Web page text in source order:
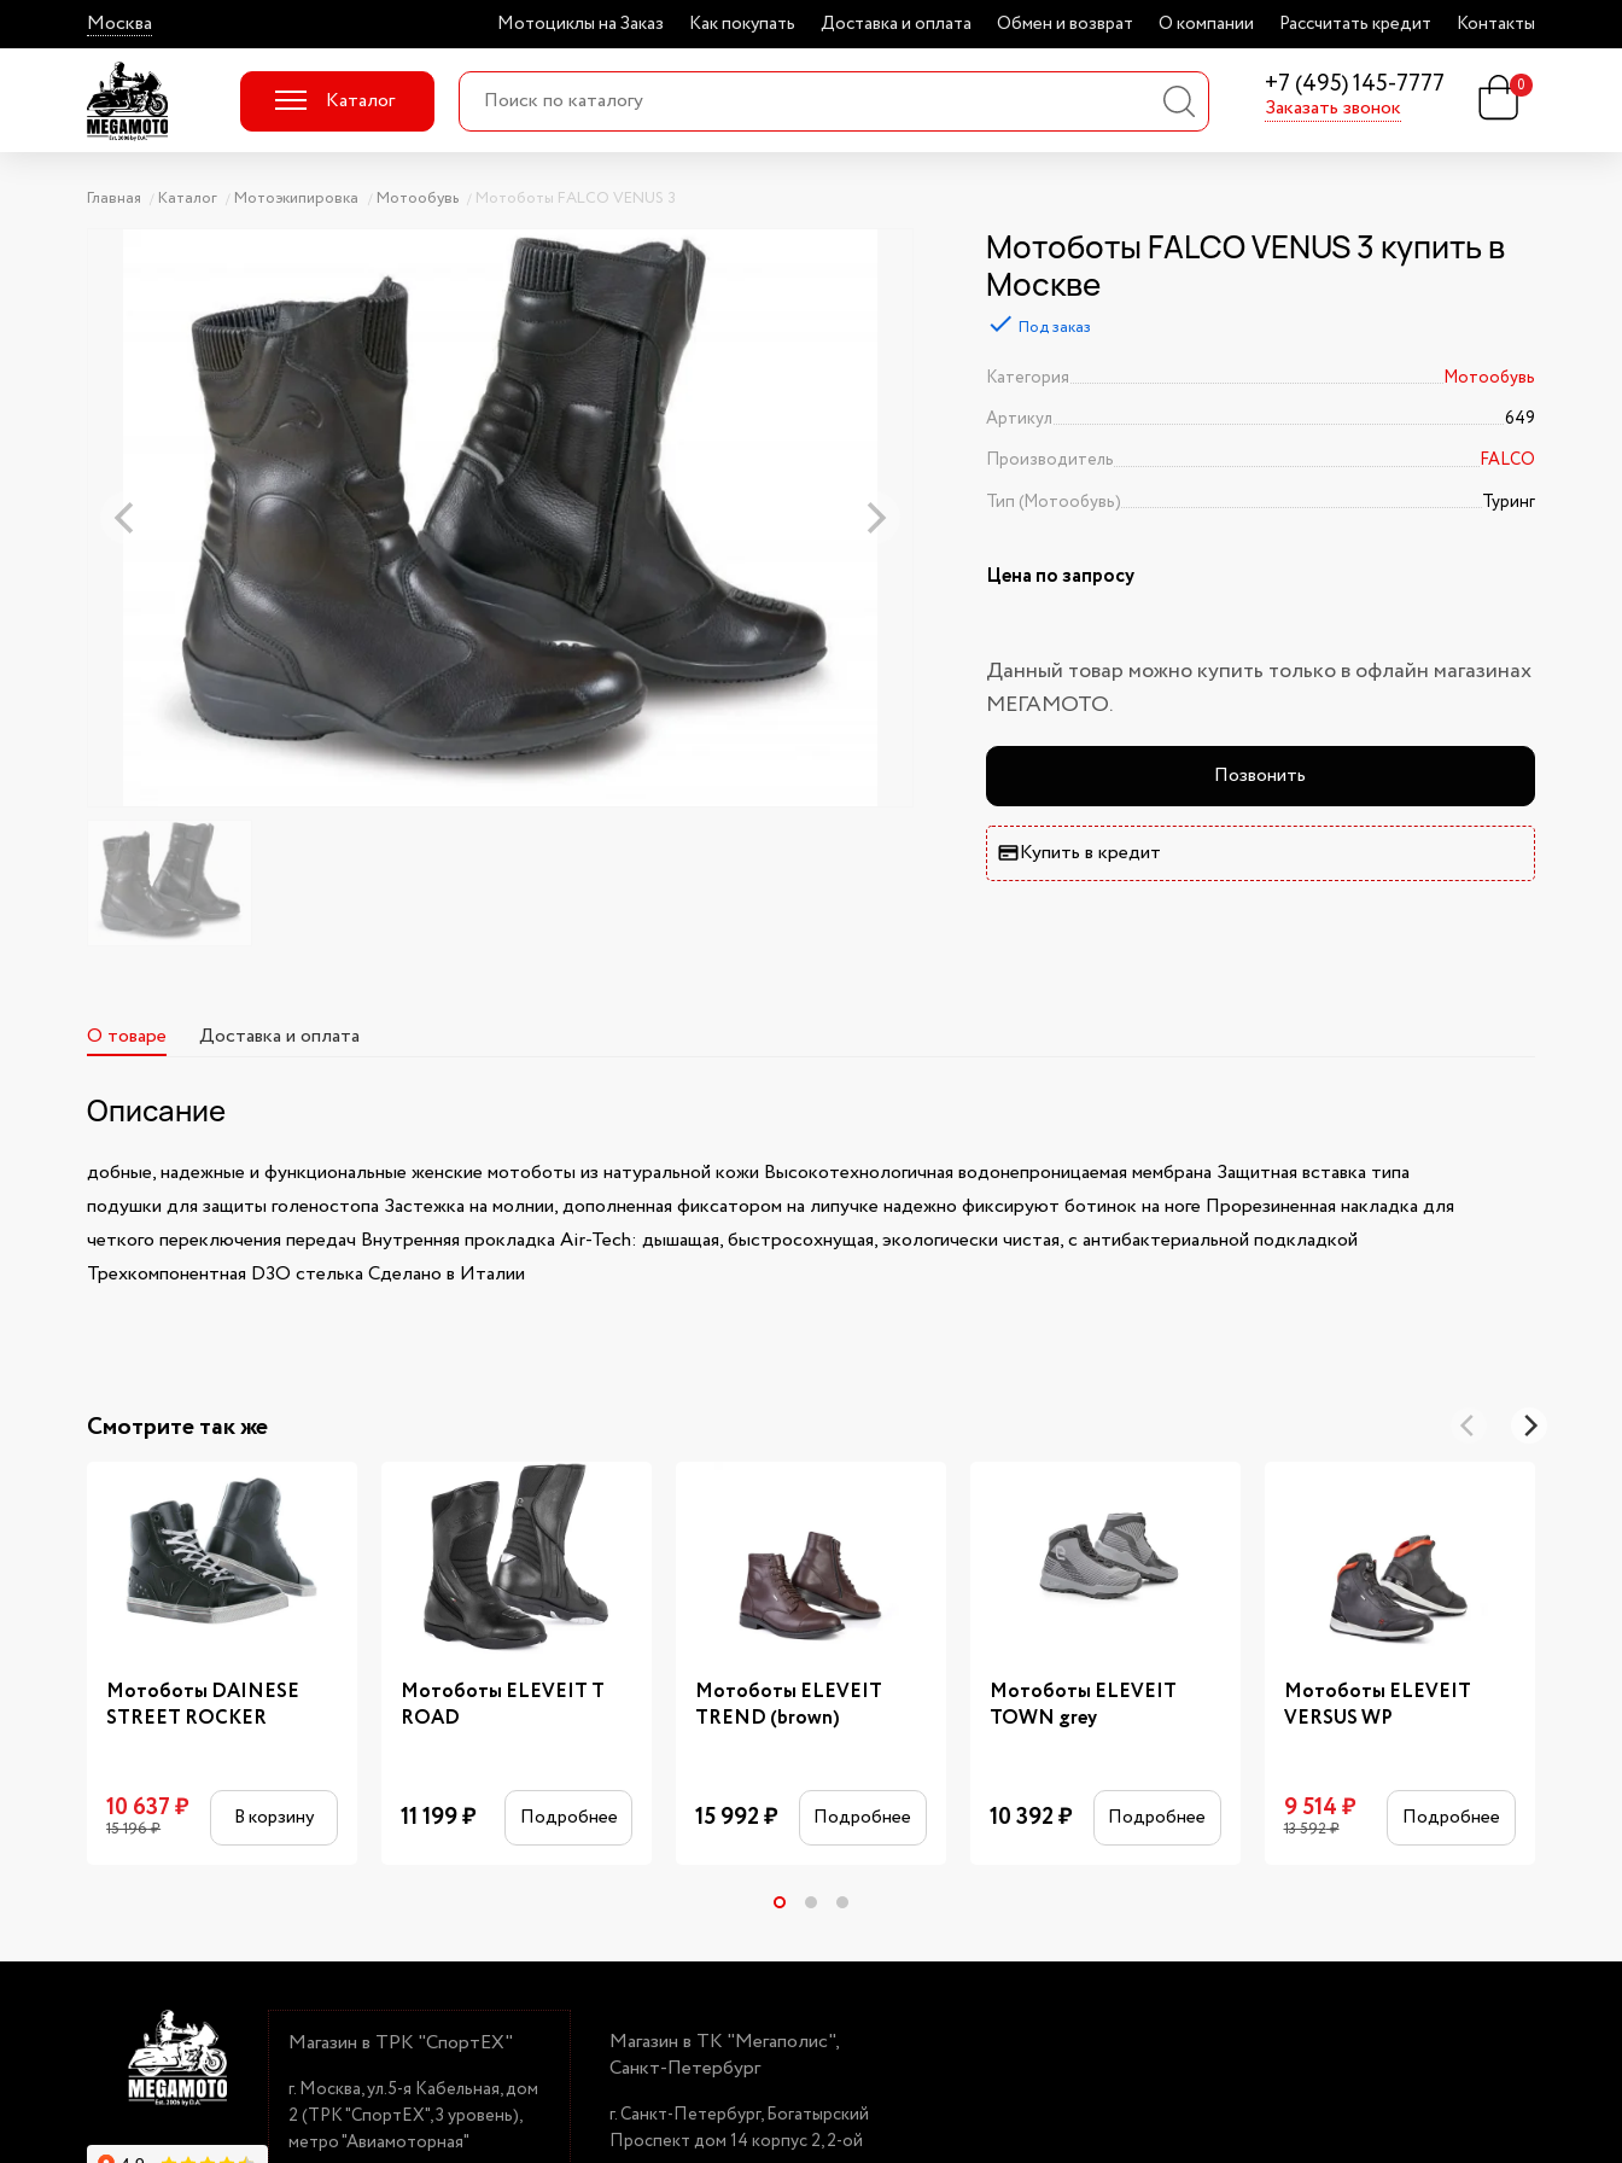
Москва Мотоциклы на Заказ Как покупать Доставка и оплата Обмен и возврат О компании Рассчитать кредит Контакты
+7 (495) 145-7777
Заказать звонок
Каталог
0
Главная Каталог Мотоэкипировка Мотообувь Мотоботы FALCO VENUS 3
Мотоботы FALCO VENUS 3 купить в
Москве
Под заказ
Категория
Мотообувь
Артикул
649
Производитель
FALCO
Тип (Мотообувь)
Туринг
Цена по запросу
Данный товар можно купить только в офлайн магазинах
МЕГАМОТО.
Позвонить
Купить в кредит
О товаре Доставка и оплата
Описание
добные, надежные и функциональные женские мотоботы из натуральной кожи Высокотехнологичная водонепроницаемая мембрана Защитная вставка типа
подушки для защиты голеностопа Застежка на молнии, дополненная фиксатором на липучке надежно фиксируют ботинок на ноге Прорезиненная накладка для
четкого переключения передач Внутренняя прокладка Air-Tech: дышащая, быстросохнущая, экологически чистая, с антибактериальной подкладкой
Трехкомпонентная D3O стелька Сделано в Италии
Смотрите так же
Мотоботы DAINESE
STREET ROCKER
10 637₽
15 196₽ В корзину
Мотоботы ELEVEIT T
ROAD
11 199₽ Подробнее
Мотоботы ELEVEIT
TREND (brown)
15 992₽ Подробнее
Мотоботы ELEVEIT
TOWN grey
10 392₽ Подробнее
Мотоботы ELEVEIT
VERSUS WP
9 514₽
13 592₽ Подробнее
Магазин в ТРК "СпортЕХ"
г. Москва, ул.5-я Кабельная, дом
2 (ТРК "СпортЕХ", 3 уровень),
метро "Авиамоторная"
Магазин в ТК "Мегаполис",
Санкт-Петербург
г. Санкт-Петербург, Богатырский
Проспект дом 14 корпус 2, 2-ой